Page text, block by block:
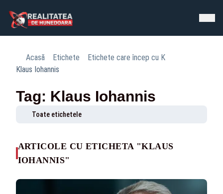
Acasă Etichete
Etichete care încep cu K
Klaus Iohannis
Tag: Klaus Iohannis
Toate etichetele
ARTICOLE CU ETICHETA "KLAUS
IOHANNIS"